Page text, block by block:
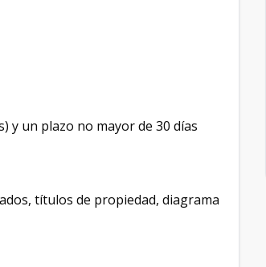
y un plazo no mayor de 30 días
títulos de propiedad, diagrama